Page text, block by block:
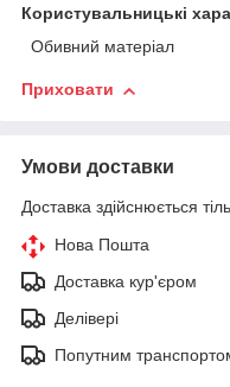
Користувальницькі
Обивний матеріал
Приховати
Умови доставки
Доставка здійснюється
Нова Пошта
Доставка кур'єром
Делівері
Попутним